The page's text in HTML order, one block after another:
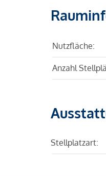
Nutzfläche:
Anzahl
Stellplatzart: